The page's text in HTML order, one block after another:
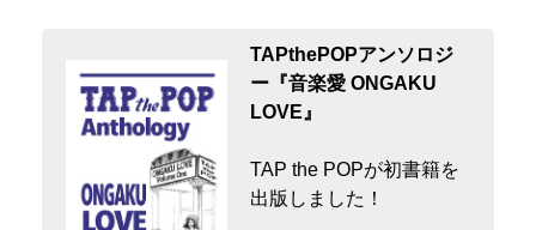
TAPthePOPアンソロジ
ー『音楽愛 ONGAKU
LOVE』
TAP the POPが初書籍を
出版しました！